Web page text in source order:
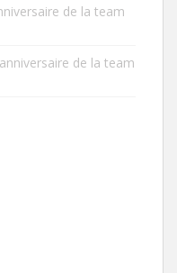
de la team
de la team